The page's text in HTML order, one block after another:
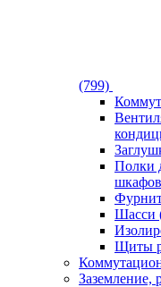
(799)
Полки
шкафов
Шасси
Щиты
Заземление,